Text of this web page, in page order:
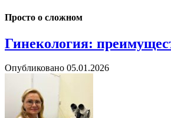
Просто о сложном
Гинекология:
Опубликовано 05.01.2026